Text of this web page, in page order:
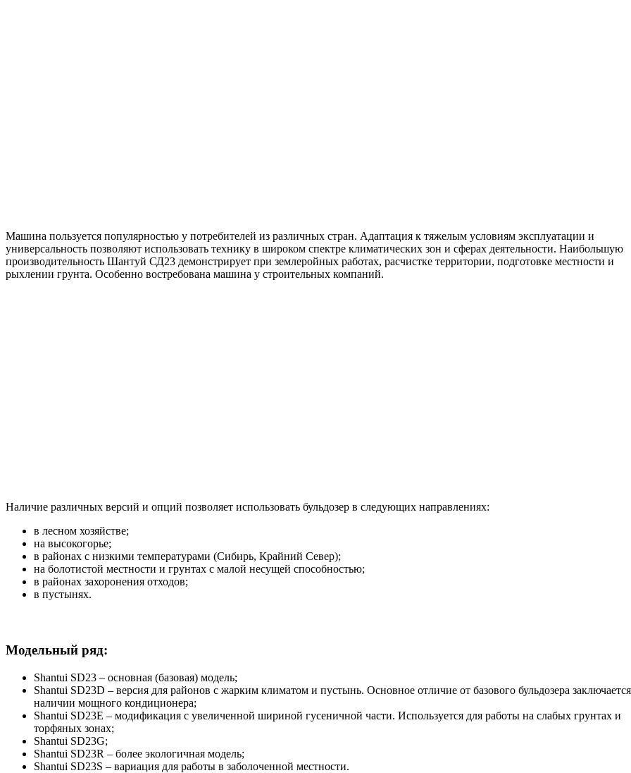
Машина пользуется популярностью у потребителей из различных стран. Адаптация к тяжелым условиям эксплуатации и
универсальность позволяют использовать технику в широком спектре климатических зон и сферах деятельности. Наибольшую
производительность Шантуй СД23 демонстрирует при землеройных работах, расчистке территории, подготовке местности и
рыхлении грунта. Особенно востребована машина у строительных компаний.
Наличие различных версий и опций позволяет использовать бульдозер в следующих направлениях:
в лесном хозяйстве;
на высокогорье;
в районах с низкими температурами (Сибирь, Крайний Север);
на болотистой местности и грунтах с малой несущей способностью;
в районах захоронения отходов;
в пустынях.
Модельный ряд:
Shantui SD23 – основная (базовая) модель;
Shantui SD23D – версия для районов с жарким климатом и пустынь. Основное отличие от базового бульдозера
наличии мощного кондиционера;
Shantui SD23E – модификация с увеличенной шириной гусеничной части. Используется для работы на слабых грунтах и
торфяных зонах;
Shantui SD23G;
Shantui SD23R – более экологичная модель;
Shantui SD23S – вариация для работы в заболоченной местности.